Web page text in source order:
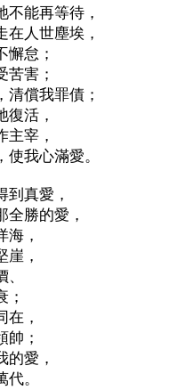
不能再等待，
在人世塵埃，
懈怠；
苦害；
清償我罪債；
復活，
主宰，
我心滿愛。
到真愛，
全勝的愛，
海，
崖，
在，
帥；
的愛，
。